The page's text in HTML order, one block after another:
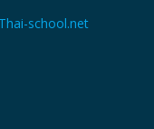
Thai-school.net